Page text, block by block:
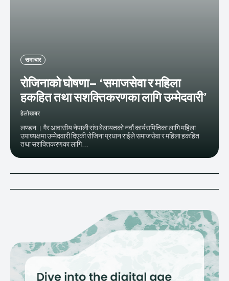
समाचार
रोजिनाको घोषणा– ‘समाजसेवा र महिला
हकहित तथा सशक्तिकरणका लागि उम्मेदवारी’
हेलाेखबर
लण्डन । गैर आवासीय नेपाली संघ बेलायतको नवौं कार्यसमितिका लागि महिला
उपाध्यक्षमा उम्मेदवारी दिएकी रोजिना प्रधान राईले समाजसेवा र महिला हकहित
तथा सशक्तिकरणका लागि...